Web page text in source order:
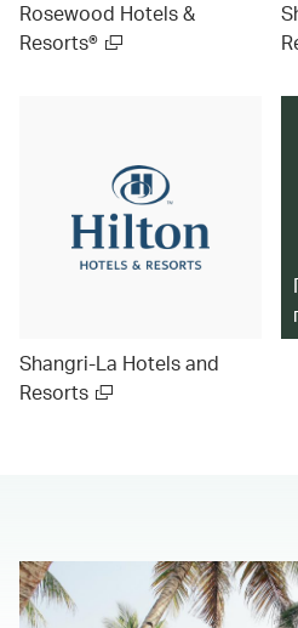
Rosewood Hotels &
Resorts®
Shangri-La Hotels and
Resorts